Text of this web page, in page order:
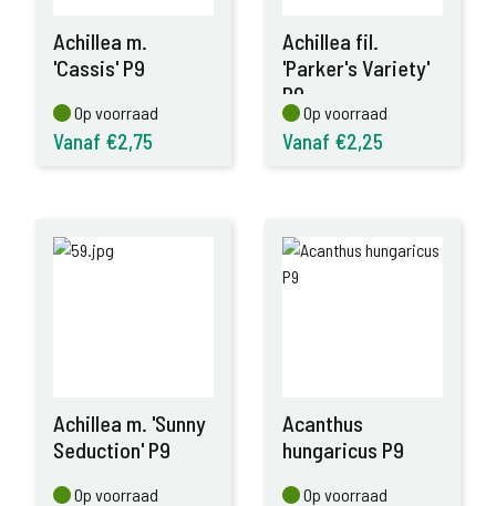
Achillea m.
'Cassis' P9
Op voorraad
Op voorraad
Vanaf €2,75
Achillea fil.
'Parker's Variety'
P9
Op voorraad
Op voorraad
Vanaf €2,25
Achillea m. 'Sunny
Seduction' P9
Op voorraad
Op voorraad
Acanthus
hungaricus P9
Op voorraad
Op voorraad